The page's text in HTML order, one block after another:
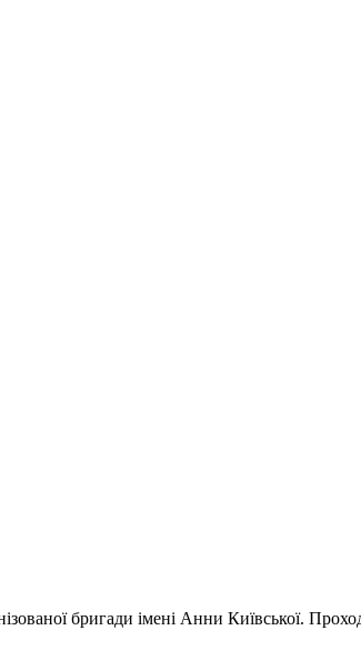
бригади імені Анни Київської.